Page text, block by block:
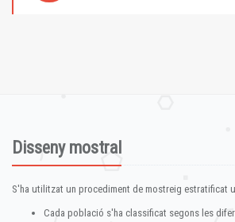
Disseny mostral
S'ha utilitzat un procediment de mostreig estratificat
Cada població s'ha classificat segons les